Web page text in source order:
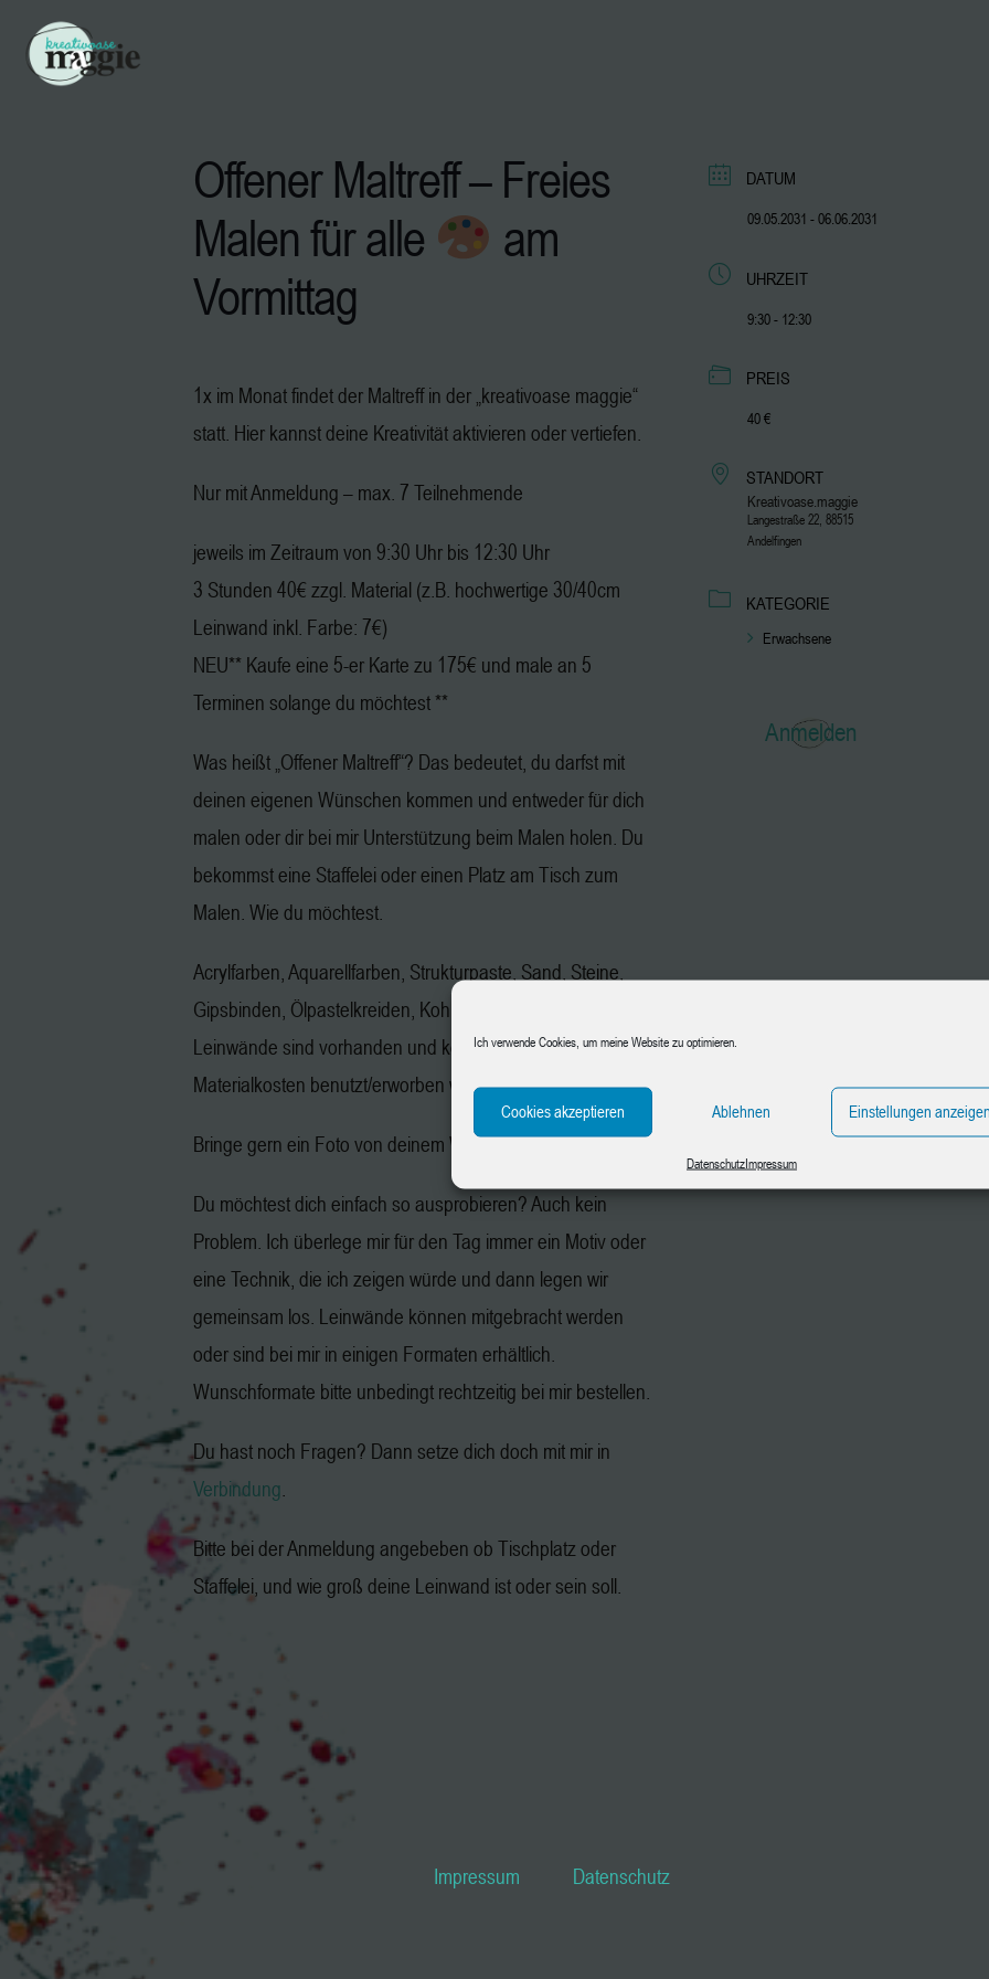
Ich verwende Cookies, um meine Website zu optimieren.
Cookies akzeptieren Ablehnen Einstellungen
DatenschutzImpressum
Offener Maltreff – Freies
Malen für alle
am
Vormittag
1x im Monat findet der Maltreff in der „kreativoase maggie“
statt. Hier kannst deine Kreativität aktivieren oder vertiefen.
Nur mit Anmeldung – max. 7 Teilnehmende
jeweils im Zeitraum von 9:30 Uhr bis 12:30 Uhr
3 Stunden 40€ zzgl. Material (z.B. hochwertige 30/40cm
Leinwand inkl. Farbe: 7€)
NEU** Kaufe eine 5-er Karte zu 175€ und male an 5
Terminen solange du möchtest **
Was heißt „Offener Maltreff“? Das bedeutet, du darfst mit
deinen eigenen Wünschen kommen und entweder für dich
malen oder dir bei mir Unterstützung beim Malen holen. Du
bekommst eine Staffelei oder einen Platz am Tisch zum
Malen. Wie du möchtest.
Acrylfarben, Aquarellfarben, Strukturpaste, Sand, Steine,
Gipsbinden, Ölpastelkreiden, Kohle, Graphit, Papier und
Leinwände sind vorhanden und können gegen
Materialkosten benutzt/erworben werden.
Bringe gern ein Foto von deinem Wunschmotiv mit.
Du möchtest dich einfach so ausprobieren? Auch kein
Problem. Ich überlege mir für den Tag immer ein Motiv oder
eine Technik, die ich zeigen würde und dann legen wir
gemeinsam los. Leinwände können mitgebracht werden
oder sind bei mir in einigen Formaten erhältlich.
Wunschformate bitte unbedingt rechtzeitig bei mir bestellen.
Du hast noch Fragen? Dann setze dich doch mit mir in
Verbindung
Bitte bei der Anmeldung angebeben ob Tischplatz oder
Staffelei, und wie groß deine Leinwand ist oder sein soll.
DATUM
09.05.2031 - 06.06.2031
UHRZEIT
9:30 - 12:30
PREIS
40 €
STANDORT
Kreativoase.maggie
Langestraße 22, 88515
Andelfingen
KATEGORIE
Erwachsene
Anmelden
Impressum Datenschutz